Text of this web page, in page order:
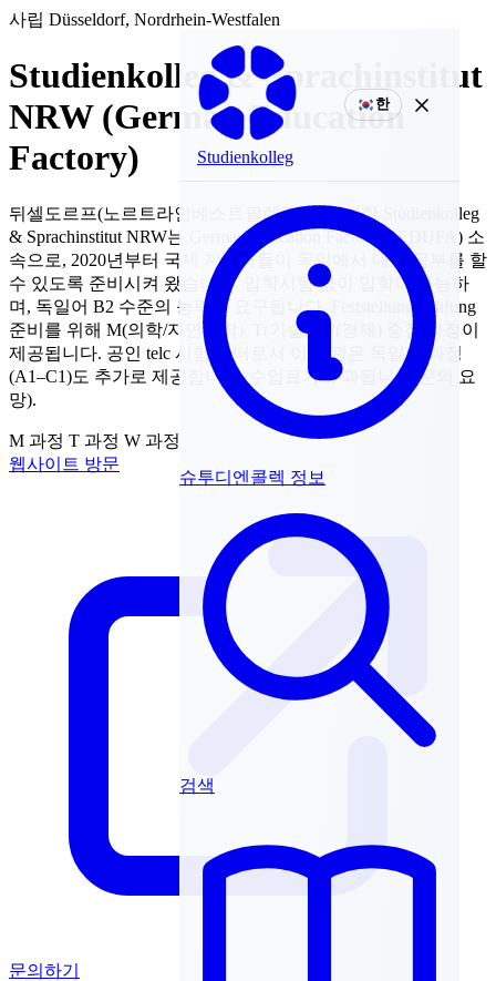
Studienkolleg
한
슈투디엔콜렉 정보
검색
사립 Düsseldorf, Nordrhein-Westfalen
Studienkolleg & Sprachinstitut
NRW (German Education
Factory)
뒤셀도르프(노르트라인베스트팔렌주)에 위치한 Studienkolleg
& Sprachinstitut NRW는 German Education Factory(GEDUFA) 소
속으로, 2020년부터 국제 지원자들이 독일에서 대학 공부를 할
수 있도록 준비시켜 왔습니다. 입학시험 없이 입학이 가능하
며, 독일어 B2 수준의 능력이 요구됩니다. Feststellungsprüfung
준비를 위해 M(의학/자연과학), T(기술), W(경제) 중점 과정이
제공됩니다. 공인 telc 시험 센터로서 이 기관은 독일어 과정
(A1–C1)도 추가로 제공합니다. 수업료가 부과됩니다(문의 요
망).
M 과정 T 과정 W 과정
웹사이트 방문
문의하기